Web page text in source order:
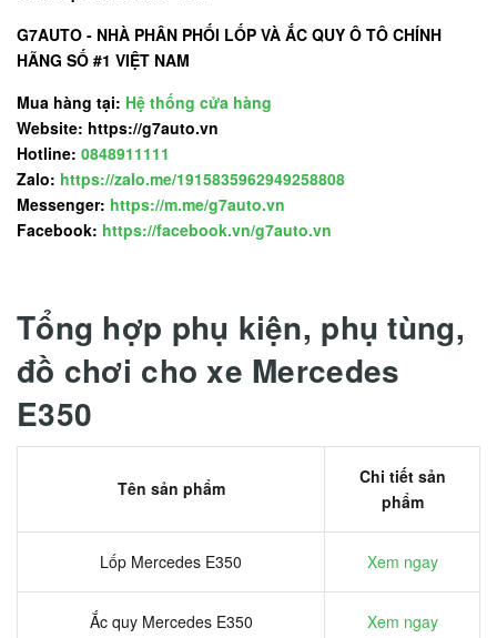
G7AUTO - NHÀ PHÂN PHỐI LỐP VÀ ẮC QUY Ô TÔ CHÍNH
HÃNG SỐ #1 VIỆT NAM
Mua hàng tại: Hệ thống cửa hàng
Website: https://g7auto.vn
Hotline: 0848911111
Zalo: https://zalo.me/1915835962949258808
Messenger: https://m.me/g7auto.vn
Facebook: https://facebook.vn/g7auto.vn
Tổng hợp phụ kiện, phụ tùng,
đồ chơi cho xe Mercedes
E350
Tên sản phẩm
Chi tiết sản
phẩm
Lốp Mercedes E350 Xem ngay
Ắc quy Mercedes E350 Xem ngay